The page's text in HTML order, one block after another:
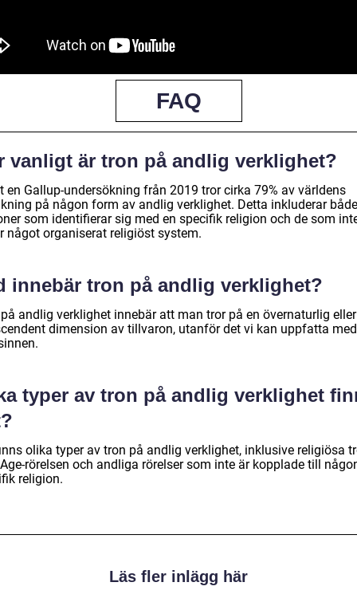
FAQ
vanligt är tron på andlig verklighet?
en Gallup-undersökning från 2019 tror cirka 79% av världens
på någon form av andlig verklighet. Detta inkluderar både
som identifierar sig med en specifik religion och de som
något organiserat religiöst system.
innebär tron på andlig verklighet?
andlig verklighet innebär att man tror på en övernaturlig eller
dimension av tillvaron, utanför det vi kan uppfatta
typer av tron på andlig verklighet
olika typer av tron på andlig verklighet, inklusive religiösa
rörelsen och andliga rörelser som inte är kopplade till
religion.
Läs fler inlägg här